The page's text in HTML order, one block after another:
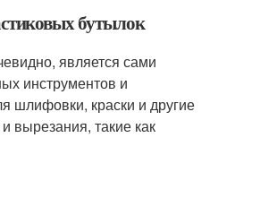
бутылок
является сами
инструментов и
шлифовки, краски и другие
вырезания, такие как